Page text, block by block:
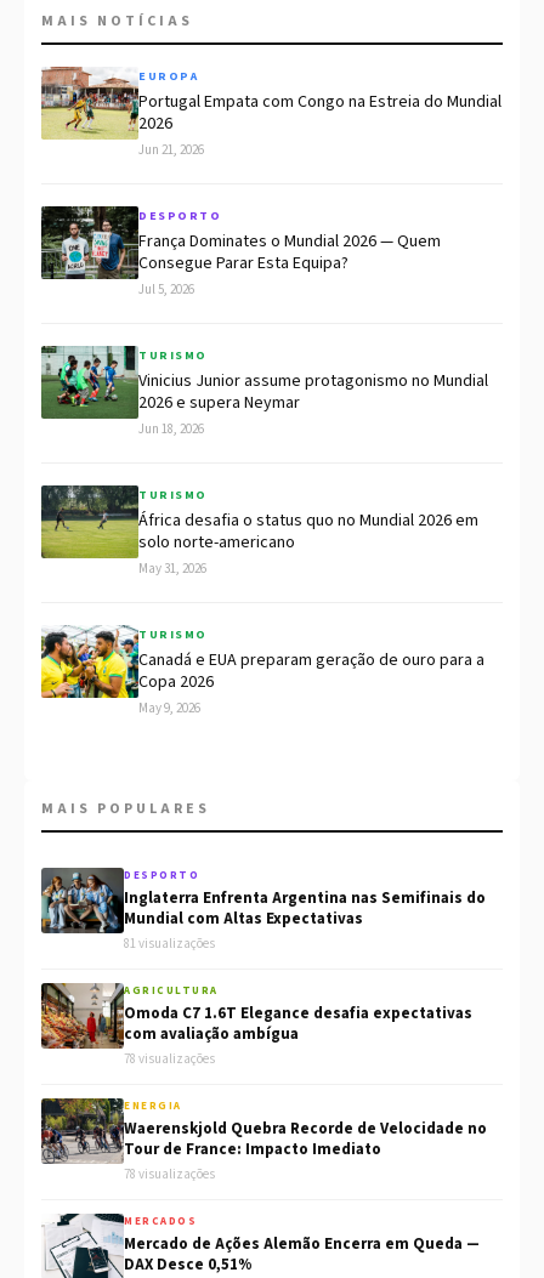
MAIS NOTÍCIAS
EUROPA
Portugal Empata com Congo na Estreia do Mundial
2026
Jun 21, 2026
DESPORTO
França Dominates o Mundial 2026 — Quem
Consegue Parar Esta Equipa?
Jul 5, 2026
TURISMO
Vinicius Junior assume protagonismo no Mundial
2026 e supera Neymar
Jun 18, 2026
TURISMO
África desafia o status quo no Mundial 2026 em
solo norte-americano
May 31, 2026
TURISMO
Canadá e EUA preparam geração de ouro para a
Copa 2026
May 9, 2026
MAIS POPULARES
DESPORTO
Inglaterra Enfrenta Argentina nas Semifinais do
Mundial com Altas Expectativas
81 visualizações
AGRICULTURA
Omoda C7 1.6T Elegance desafia expectativas
com avaliação ambígua
78 visualizações
ENERGIA
Waerenskjold Quebra Recorde de Velocidade no
Tour de France: Impacto Imediato
78 visualizações
MERCADOS
Mercado de Ações Alemão Encerra em Queda —
DAX Desce 0,51%